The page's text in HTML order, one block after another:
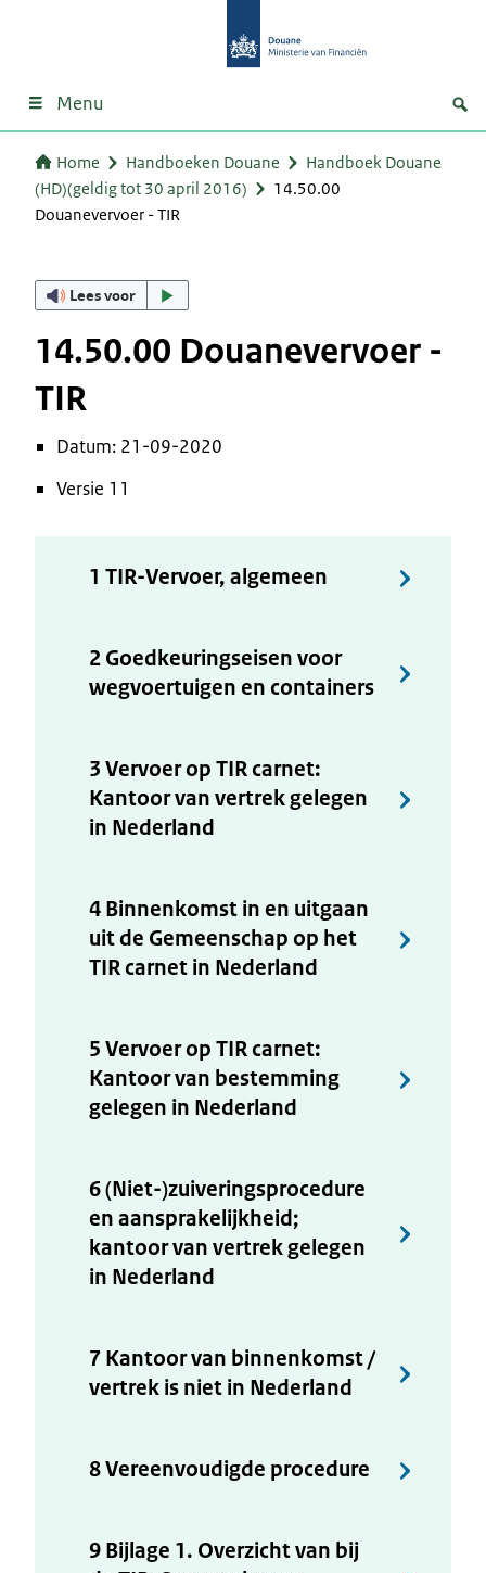
Menu
Home Handboeken Douane
Handboek Douane
(HD)(geldig tot 30 april 2016)
14.50.00
Douanevervoer - TIR
Lees voor
14.50.00 Douanevervoer -
TIR
Datum: 21-09-2020
Versie 11
1 TIR-Vervoer, algemeen
2 Goedkeuringseisen voor
wegvoertuigen en containers
3 Vervoer op TIR carnet:
Kantoor van vertrek gelegen
in Nederland
4 Binnenkomst in en uitgaan
uit de Gemeenschap op het
TIR carnet in Nederland
5 Vervoer op TIR carnet:
Kantoor van bestemming
gelegen in Nederland
6 (Niet-)zuiveringsprocedure
en aansprakelijkheid;
kantoor van vertrek gelegen
in Nederland
7 Kantoor van binnenkomst /
vertrek is niet in Nederland
8 Vereenvoudigde procedure
9 Bijlage 1. Overzicht van bij